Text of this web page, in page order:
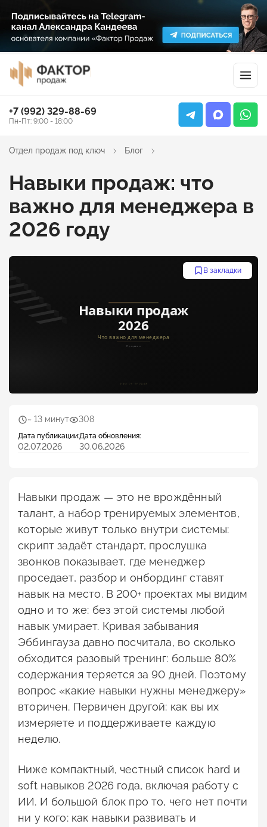
+7 (992) 329-88-69
Пн-Пт: 9:00 - 18:00
Отдел продаж под ключ Блог
Навыки продаж: что
важно для менеджера в
2026 году
В закладки
Дата публикации:
02.07.2026
Дата обновления:
30.06.2026
~ 13 минут 308
Навыки продаж — это не врождённый
талант, а набор тренируемых элементов,
которые живут только внутри системы:
скрипт задаёт стандарт, прослушка
звонков показывает, где менеджер
проседает, разбор и онбординг ставят
навык на место. В 200+ проектах мы видим
одно и то же: без этой системы любой
навык умирает. Кривая забывания
Эббингауза давно посчитала, во сколько
обходится разовый тренинг: больше 80%
содержания теряется за 90 дней. Поэтому
вопрос «какие навыки нужны менеджеру»
вторичен. Первичен другой: как вы их
измеряете и поддерживаете каждую
неделю.
Ниже компактный, честный список hard и
soft навыков 2026 года, включая работу с
ИИ. И большой блок про то, чего нет почти
ни у кого: как навыки развивать и